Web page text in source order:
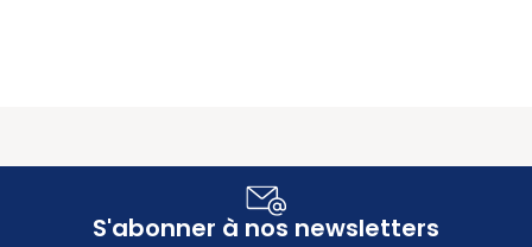
S'abonner à nos newsletters